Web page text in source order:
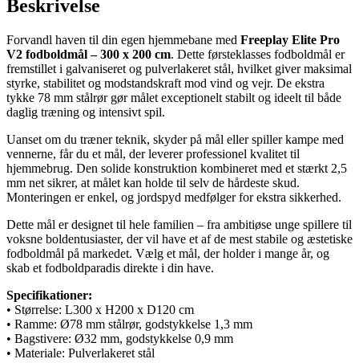
Beskrivelse
Forvandl haven til din egen hjemmebane med Freeplay Elite Pro
V2 fodboldmål – 300 x 200 cm. Dette førsteklasses fodboldmål er
fremstillet i galvaniseret og pulverlakeret stål, hvilket giver maksimal
styrke, stabilitet og modstandskraft mod vind og vejr. De ekstra
tykke 78 mm stålrør gør målet exceptionelt stabilt og ideelt til både
daglig træning og intensivt spil.
Uanset om du træner teknik, skyder på mål eller spiller kampe med
vennerne, får du et mål, der leverer professionel kvalitet til
hjemmebrug. Den solide konstruktion kombineret med et stærkt 2,5
mm net sikrer, at målet kan holde til selv de hårdeste skud.
Monteringen er enkel, og jordspyd medfølger for ekstra sikkerhed.
Dette mål er designet til hele familien – fra ambitiøse unge spillere til
voksne boldentusiaster, der vil have et af de mest stabile og æstetiske
fodboldmål på markedet. Vælg et mål, der holder i mange år, og
skab et fodboldparadis direkte i din have.
Specifikationer:
• Størrelse: L300 x H200 x D120 cm
• Ramme: Ø78 mm stålrør, godstykkelse 1,3 mm
• Bagstivere: Ø32 mm, godstykkelse 0,9 mm
• Materiale: Pulverlakeret stål